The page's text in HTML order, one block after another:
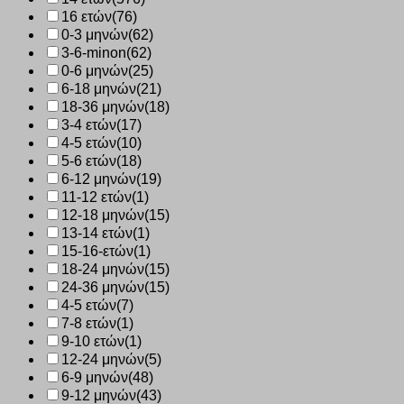
16 ετών(76)
0-3 μηνών(62)
3-6-minon(62)
0-6 μηνών(25)
6-18 μηνών(21)
18-36 μηνών(18)
3-4 ετών(17)
4-5 ετών(10)
5-6 ετών(18)
6-12 μηνών(19)
11-12 ετών(1)
12-18 μηνών(15)
13-14 ετών(1)
15-16-ετών(1)
18-24 μηνών(15)
24-36 μηνών(15)
4-5 ετών(7)
7-8 ετών(1)
9-10 ετών(1)
12-24 μηνών(5)
6-9 μηνών(48)
9-12 μηνών(43)